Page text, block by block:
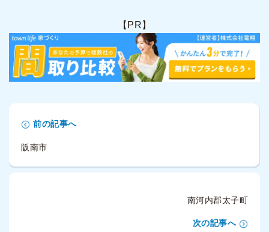
【PR】
前の記事へ
阪南市
南河内郡太子町
次の記事へ